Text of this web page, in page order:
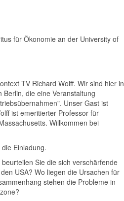
für Ökonomie an der University of
TV Richard Wolff. Wir sind hier in
die eine Veranstaltung
Unser Gast ist
ist emeritierter Professor für
Willkommen bei
Einladung.
Sie die sich verschärfende
USA? Wo liegen die Ursachen für
stehen die Probleme in